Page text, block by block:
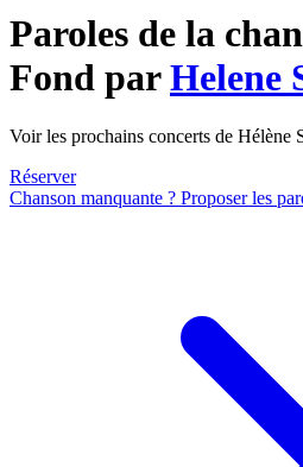
Paroles de la
Fond parHelene
Voir les prochains concerts de Hélène
Réserver
Chanson manquante ? Proposer les